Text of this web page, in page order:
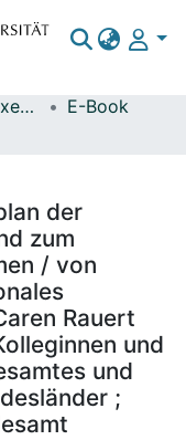
Elektronische Pflichtexemplare
E-Book
der
zum
/ von
Rauert
und
und
;